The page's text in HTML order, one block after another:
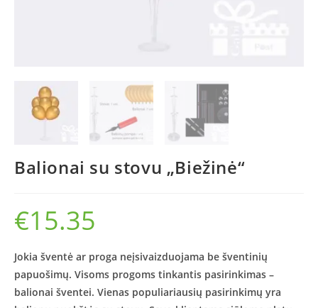
Balionai su stovu „Biežinė“
€15.35
Jokia šventė ar proga neįsivaizduojama be šventinių
papuošimų. Visoms progoms tinkantis pasirinkimas –
balionai šventei. Vienas populiariausių pasirinkimų yra